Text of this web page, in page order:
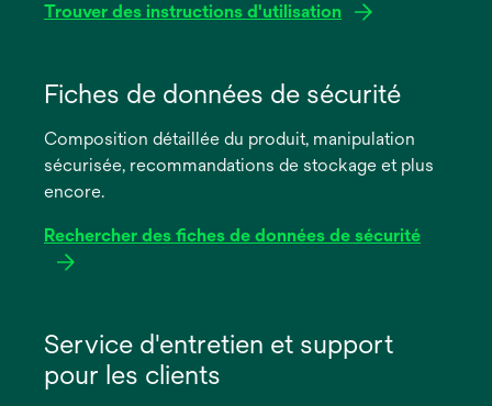
Trouver des instructions d'utilisation
dans
nouvel
onglet
Fiches de données de sécurité
Composition détaillée du produit, manipulation
sécurisée, recommandations de stockage et plus
encore.
Rechercher des fiches de données de sécurité
dans
nouvel
Service d'entretien et support
pour les clients